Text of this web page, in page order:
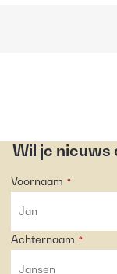
Wil je nieuws
Voornaam *
Achternaam *